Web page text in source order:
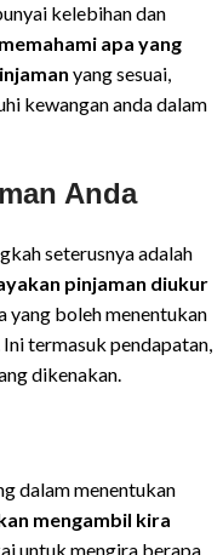
kelebihan dan
apa yang
yang sesuai,
kewangan anda dalam
Anda
seterusnya adalah
pinjaman diukur
yang boleh menentukan
termasuk pendapatan,
dikenakan.
dalam menentukan
mengambil kira
untuk mengira berapa